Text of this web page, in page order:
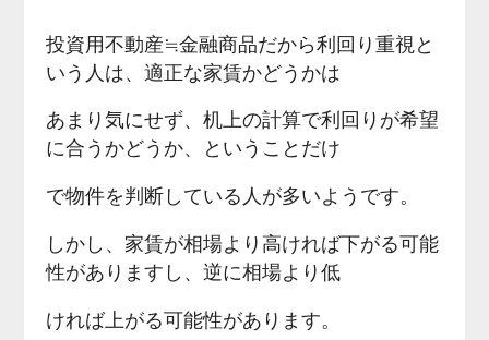
投資用不動産≒金融商品だから利回り重視と
いう人は、適正な家賃かどうかは
あまり気にせず、机上の計算で利回りが希望
に合うかどうか、ということだけ
で物件を判断している人が多いようです。
しかし、家賃が相場より高ければ下がる可能
性がありますし、逆に相場より低
ければ上がる可能性があります。